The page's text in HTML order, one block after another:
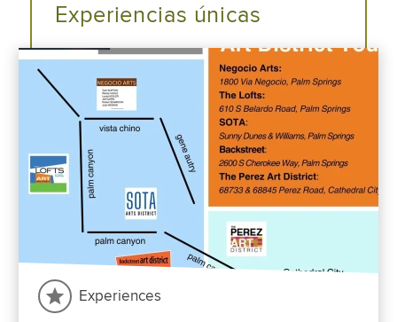
Experiencias únicas
Experiences